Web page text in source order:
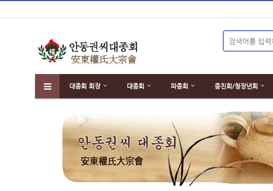
대종회 회장 대종회 파종회 종친회/청장년회